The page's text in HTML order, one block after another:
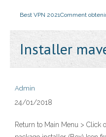
Best VPN 2021Comment
Installer
Admin
24/01/2018
Return to Main Menu > Click